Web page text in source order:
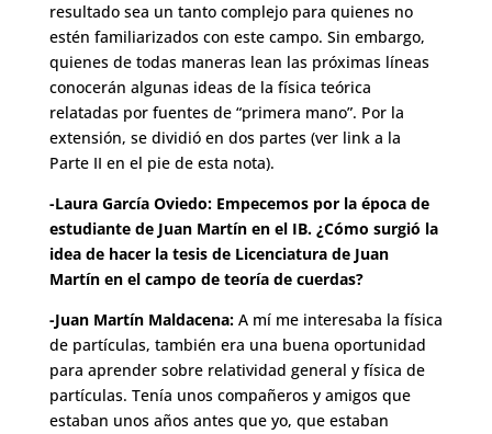
resultado sea un tanto complejo para quienes no
estén familiarizados con este campo. Sin embargo,
quienes de todas maneras lean las próximas líneas
conocerán algunas ideas de la física teórica
relatadas por fuentes de “primera mano”. Por la
extensión, se dividió en dos partes (ver link a la
Parte II en el pie de esta nota).
-Laura García Oviedo: Empecemos por la época de
estudiante de Juan Martín en el IB. ¿Cómo surgió la
idea de hacer la tesis de Licenciatura de Juan
Martín en el campo de teoría de cuerdas?
-Juan Martín Maldacena:A mí me interesaba la física
de partículas, también era una buena oportunidad
para aprender sobre relatividad general y física de
partículas. Tenía unos compañeros y amigos que
estaban unos años antes que yo, que estaban